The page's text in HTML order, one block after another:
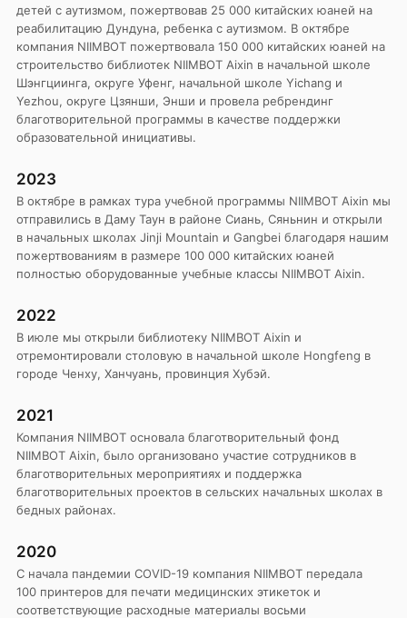
детей с аутизмом, пожертвовав 25 000 китайских юаней на
реабилитацию Дундуна, ребенка с аутизмом. В октябре
компания NIIMBOT пожертвовала 150 000 китайских юаней на
строительство библиотек NIIMBOT Aixin в начальной школе
Шэнгциинга, округе Уфенг, начальной школе Yichang и
Yezhou, округе Цзянши, Энши и провела ребрендинг
благотворительной программы в качестве поддержки
образовательной инициативы.
2023
В октябре в рамках тура учебной программы NIIMBOT Aixin мы
отправились в Даму Таун в районе Сиань, Сяньнин и открыли
в начальных школах Jinji Mountain и Gangbei благодаря нашим
пожертвованиям в размере 100 000 китайских юаней
полностью оборудованные учебные классы NIIMBOT Aixin.
2022
В июле мы открыли библиотеку NIIMBOT Aixin и
отремонтировали столовую в начальной школе Hongfeng в
городе Ченху, Ханчуань, провинция Хубэй.
2021
Компания NIIMBOT основала благотворительный фонд
NIIMBOT Aixin, было организовано участие сотрудников в
благотворительных мероприятиях и поддержка
благотворительных проектов в сельских начальных школах в
бедных районах.
2020
С начала пандемии COVID-19 компания NIIMBOT передала
100 принтеров для печати медицинских этикеток и
соответствующие расходные материалы восьми